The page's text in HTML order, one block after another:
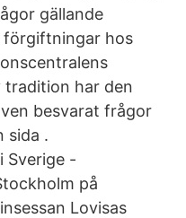
gällande
förgiftningar hos
tradition har den
besvarat frågor
sida .
Sverige -
på
Lovisas